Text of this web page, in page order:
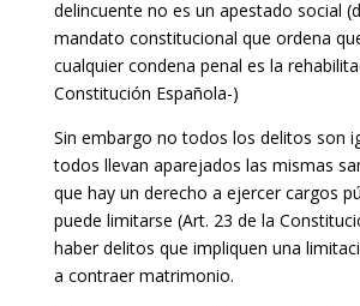
delincuente no es un apestado social
mandato constitucional que ordena
cualquier condena penal es la
Constitución Española-)
Sin embargo no todos los delitos son
todos llevan aparejados las mismas
que hay un derecho a ejercer cargos
puede limitarse (Art. 23 de la
haber delitos que impliquen una
a contraer matrimonio.